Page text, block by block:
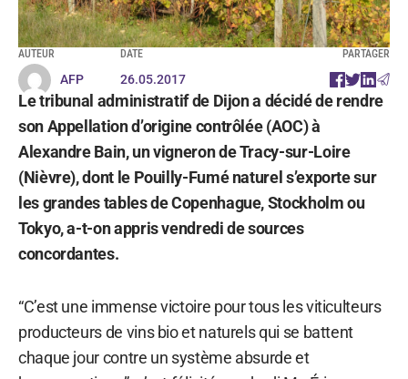
AUTEUR
AFP
DATE
26.05.2017
PARTAGER
Le tribunal administratif de Dijon a décidé de rendre
son Appellation d’origine contrôlée (AOC) à
Alexandre Bain, un vigneron de Tracy-sur-Loire
(Nièvre), dont le Pouilly-Fumé naturel s’exporte sur
les grandes tables de Copenhague, Stockholm ou
Tokyo, a-t-on appris vendredi de sources
concordantes.
“C’est une immense victoire pour tous les viticulteurs
producteurs de vins bio et naturels qui se battent
chaque jour contre un système absurde et